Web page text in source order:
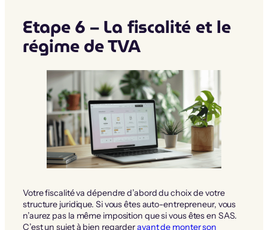
Etape 6 – La fiscalité et le
régime de TVA
Votre fiscalité va dépendre d’abord du choix de votre
structure juridique. Si vous êtes auto-entrepreneur, vous
n’aurez pas la même imposition que si vous êtes en SAS.
C’est un sujet à bien regarderavant de monter son